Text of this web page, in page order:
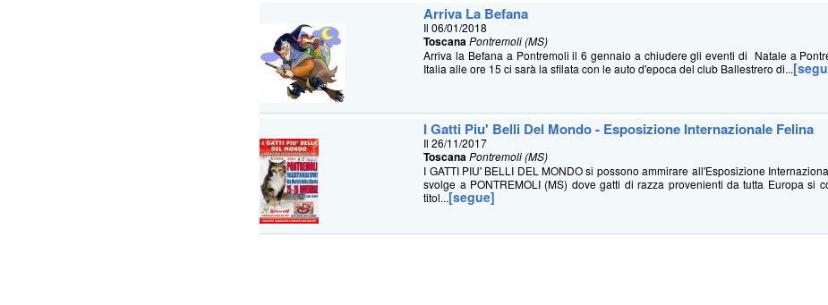
Arriva La Befana
Il 06/01/2018
ToscanaPontremoli (MS)
Arriva la Befana a Pontremoli il 6 gennaio a chiudere gli eventi di Natale a
Italia alle ore 15 ci sarà la sfilata con le auto d'epoca del club Ballestrero di...
I Gatti Piu' Belli Del Mondo - Esposizione Internazionale Felina
Il 26/11/2017
ToscanaPontremoli (MS)
I GATTI PIU' BELLI DEL MONDO si possono ammirare all'Esposizione
svolge a PONTREMOLI (MS) dove gatti di razza provenienti da tutta Europa si
titol...[segue]